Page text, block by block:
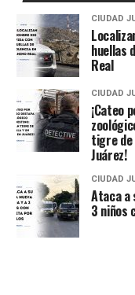
CIUDAD
huellas
Real
CIUDAD
¡Cateo
tigre de
Juárez!
CIUDAD
Ataca a
3 niños